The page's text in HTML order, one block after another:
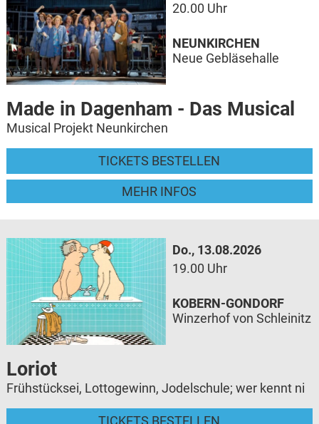
20.00 Uhr
Made in Dagenham - Das Musical
Musical Projekt Neunkirchen
TICKETS BESTELLEN
MEHR INFOS
NEUNKIRCHEN
Neue Gebläsehalle
Do., 13.08.2026
19.00 Uhr
Loriot
Frühstücksei, Lottogewinn, Jodelschule; wer kennt ni
TICKETS BESTELLEN
KOBERN-GONDORF
Winzerhof von Schleinitz